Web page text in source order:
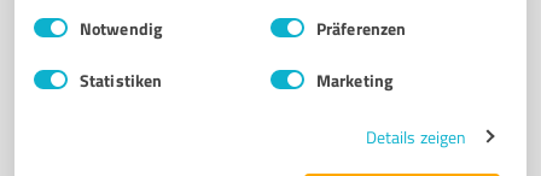
Impressum Datenschutzbestimmungen
Einwilligungsauswahl
Notwendig Präferenzen
Statistiken Marketing
Details zeigen
info@fahrschule-lippok.de fahrschule-lippok.de/
4,90 / 5,00